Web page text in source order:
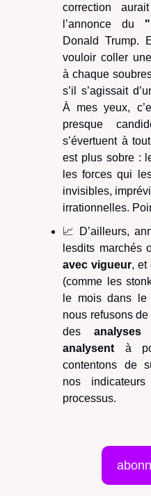
correction
l’annonce du
Donald Trump.
vouloir coller
à chaque
s’il s’agissait
À mes yeux,
presque
s’évertuent à
est plus sobre :
les forces qui
invisibles,
irrationnelles.
📈 D’ailleurs,
lesdits marchés
avec vigueur, et
(comme les
le mois dans le
nous refusons
des
analysent à
contentons de
nos
processus.